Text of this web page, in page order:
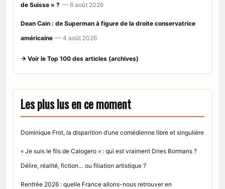
de Suisse » ? — 6 août 2026
Dean Cain : de Superman à figure de la droite conservatrice
américaine — 4 août 2026
→ Voir le Top 100 des articles (archives)
Les plus lus en ce moment
Dominique Frot, la disparition d’une comédienne libre et singulière
« Je suis le fils de Calogero » : qui est vraiment Dries Bormans ?
Délire, réalité, fiction… ou filiation artistique ?
Rentrée 2026 : quelle France allons-nous retrouver en